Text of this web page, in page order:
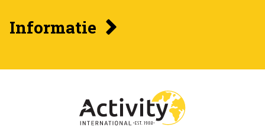
Informatie